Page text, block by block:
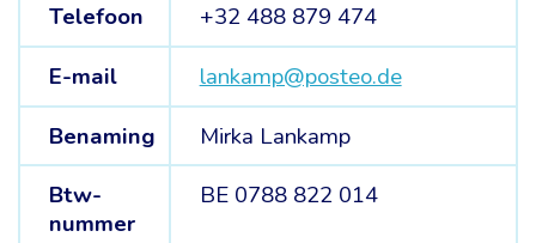
Telefoon
+32 488 879 474
E-mail
lankamp@posteo.de
Benaming
Mirka Lankamp
Btw-
nummer
BE 0788 822 014